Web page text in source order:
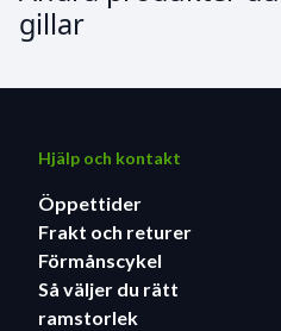
gillar
Hjälp och kontakt
Öppettider
Frakt och returer
Förmånscykel
Så väljer du rätt
ramstorlek